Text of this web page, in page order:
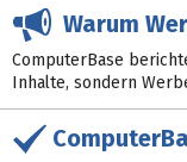
Warum
ComputerBase
Inhalte, sondern